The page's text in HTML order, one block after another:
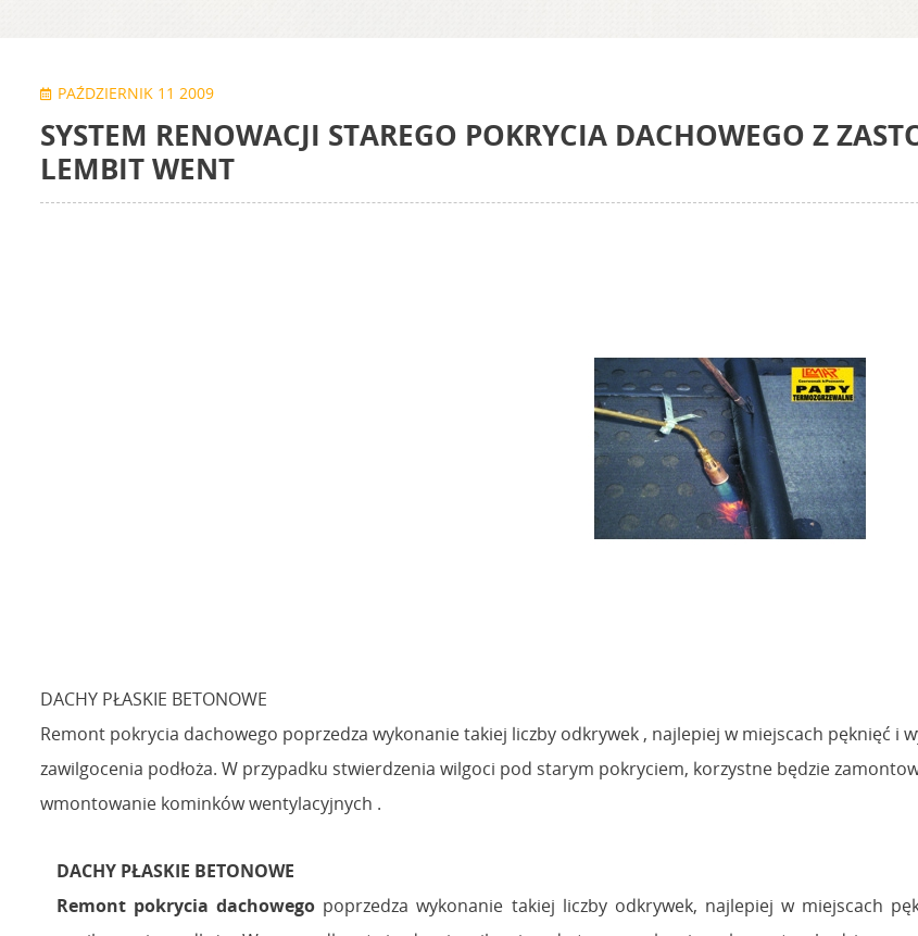
PAŹDZIERNIK 11 2009
SYSTEM RENOWACJI STAREGO POKRYCIA DACHOWEGO Z
LEMBIT WENT
DACHY PŁASKIE BETONOWE
Remont pokrycia dachowego poprzedza wykonanie takiej liczby odkrywek , najlepiej w miejscach pęknięć i
zawilgocenia podłoża. W przypadku stwierdzenia wilgoci pod starym pokryciem, korzystne będzie
wmontowanie kominków wentylacyjnych .
DACHY PŁASKIE BETONOWE
Remont pokrycia dachowego poprzedza wykonanie takiej liczby odkrywek, najlepiej w miejscach